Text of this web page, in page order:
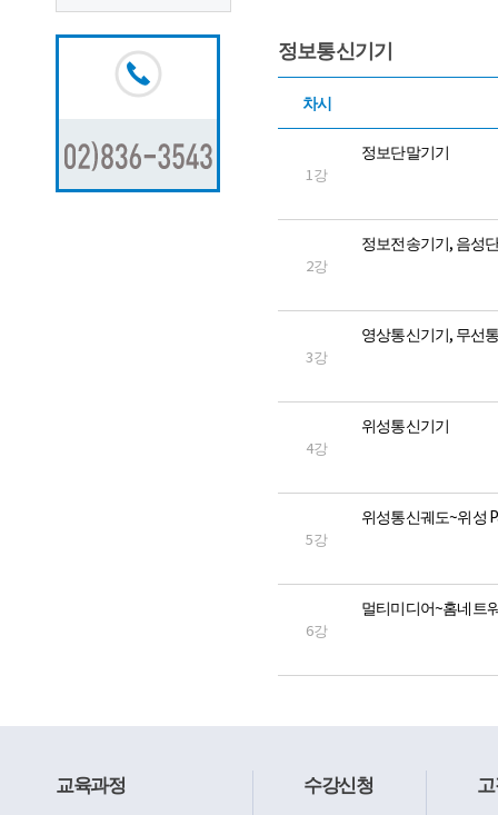
정보통신기기
차시
1강
정보단말기기
2강
정보전송기기, 음성
3강
영상통신기기, 무선
4강
위성통신기기
5강
위성통신궤도~위성
6강
멀티미디어~홈네트
교육과정 수강신청